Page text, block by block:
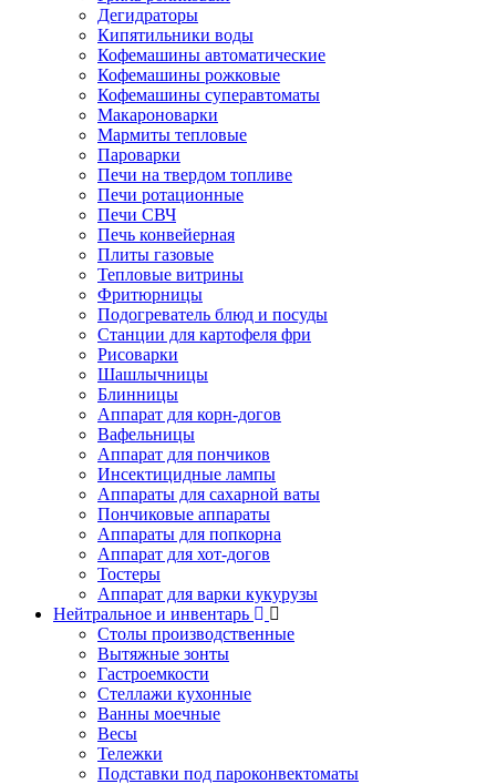
Дегидраторы
Кипятильники воды
Кофемашины автоматические
Кофемашины рожковые
Кофемашины суперавтоматы
Макароноварки
Мармиты тепловые
Пароварки
Печи на твердом топливе
Печи ротационные
Печи СВЧ
Печь конвейерная
Плиты газовые
Тепловые витрины
Фритюрницы
Подогреватель блюд и посуды
Станции для картофеля фри
Рисоварки
Шашлычницы
Блинницы
Аппарат для корн-догов
Вафельницы
Аппарат для пончиков
Инсектицидные лампы
Аппараты для сахарной ваты
Пончиковые аппараты
Аппараты для попкорна
Аппарат для хот-догов
Тостеры
Аппарат для варки кукурузы
Нейтральное и инвентарь
Столы производственные
Вытяжные зонты
Гастроемкости
Стеллажи кухонные
Ванны моечные
Весы
Тележки
Подставки под пароконвектоматы